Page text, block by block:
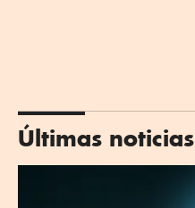
Últimas noticias